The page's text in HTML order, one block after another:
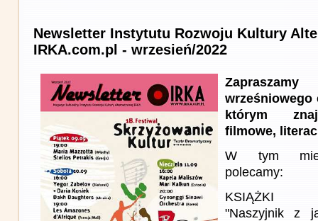
Newsletter Instytutu Rozwoju Kultury
IRKA.com.pl - wrzesień/2022
wrześniowego
którym
filmowe,
W tym
polecamy:
KSIĄŻKI
"Naszyjnik z